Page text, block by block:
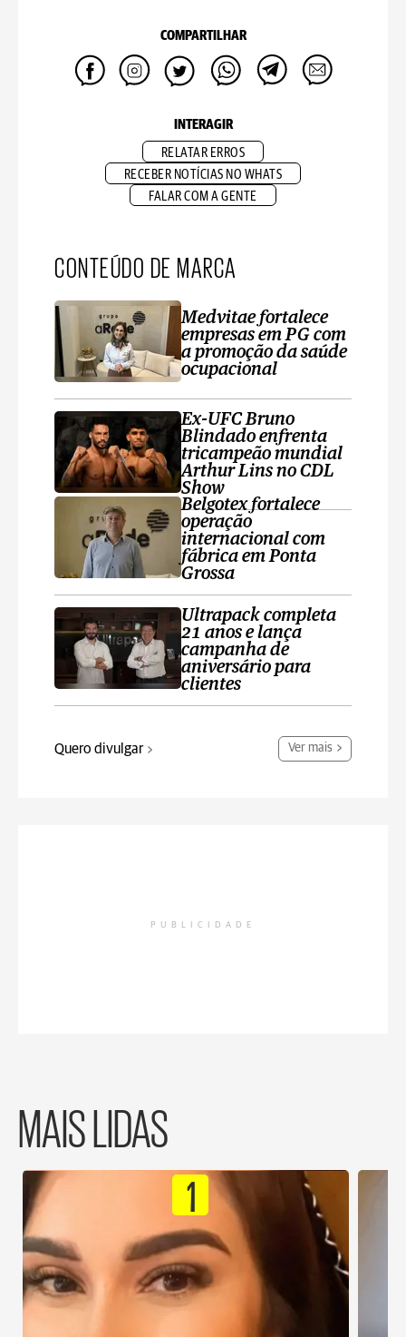
COMPARTILHAR
INTERAGIR
RELATAR ERROS
RECEBER NOTÍCIAS NO WHATS
FALAR COM A GENTE
CONTEÚDO DE MARCA
Medvitae fortalece
empresas em PG com
a promoção da saúde
ocupacional
Ex-UFC Bruno
Blindado enfrenta
tricampeão mundial
Arthur Lins no CDL
Show
Belgotex fortalece
operação
internacional com
fábrica em Ponta
Grossa
Ultrapack completa
21 anos e lança
campanha de
aniversário para
clientes
Quero divulgar Ver mais
PUBLICIDADE
MAIS LIDAS
1